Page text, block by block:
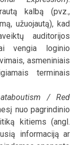
kalbą (pvz.,
užuojautą), kad
auditorijos
vengia loginio
asmeniniais
terminais
/ Red
nuo pagrindinio
kitiems (angl.
informaciją ar